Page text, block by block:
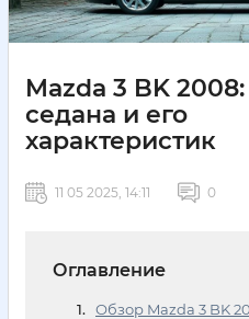
Mazda 3 BK
седана и его
характеристик
11 05 2025, 14:11 0
Оглавление
Обзор Mazda 3 BK